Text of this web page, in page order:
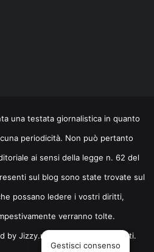
una testata giornalistica in quanto
periodicità. Non può pertanto
ai sensi della legge n. 62 del
sul blog sono state trovate sul
possano ledere i vostri diritti,
verranno tolte.
by Jizzy.net
. Tutti i diritti riservati.
Gestisci consenso